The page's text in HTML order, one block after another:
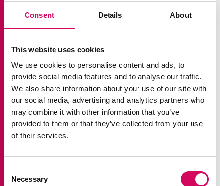
Consent Details About
This website uses cookies
We use cookies to personalise content and ads, to
provide social media features and to analyse our traffic.
We also share information about your use of our site with
our social media, advertising and analytics partners who
may combine it with other information that you’ve
provided to them or that they’ve collected from your use
of their services.
Selection
Necessary
Trafikanalys uppföljning av de transportpolitiska
målen
Uppdrag till Trafikanalys att utveckla uppföljningen av
de transportpolitiska målen